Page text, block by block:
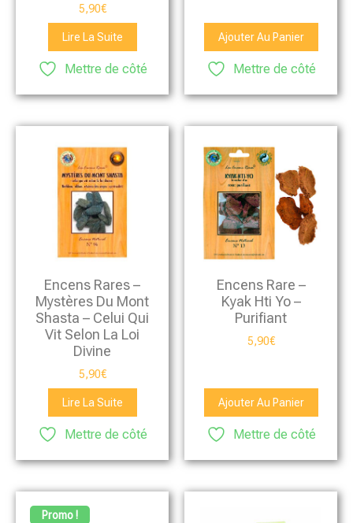
5,90€
Lire La Suite
Mettre de côté
Ajouter Au Panier
Mettre de côté
Encens Rares –
Mystères Du Mont
Shasta – Celui Qui
Vit Selon La Loi
Divine
5,90€
Lire La Suite
Mettre de côté
Encens Rare –
Kyak Hti Yo –
Purifiant
5,90€
Ajouter Au Panier
Mettre de côté
Promo !